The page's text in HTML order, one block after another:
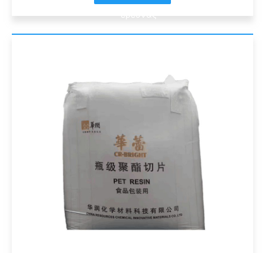
έρευνας